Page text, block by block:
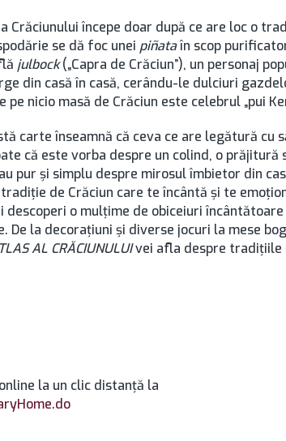
Crăciunului începe doar după ce are loc o
se dă foc unei piñataîn scop
julbock(„Capra de Crăciun”), un personaj
din casă în casă, cerându-le dulciuri
nicio masă de Crăciun este celebrul „pui
carte înseamnă că ceva ce are legătură cu
că este vorba despre un colind, o prăjitură
pur și simplu despre mirosul îmbietor din
de Crăciun care te încântă şi te
o mulțime de obiceiuri
De la decorațiuni și diverse jocuri la mese
AL CRĂCIUNULUIvei afla despre tradițiile
la un clic distanţă la